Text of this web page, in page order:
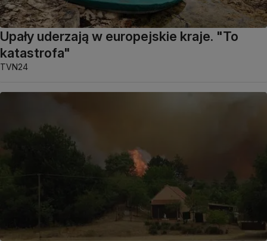
Upały uderzają w europejskie kraje. "To
katastrofa"
TVN24